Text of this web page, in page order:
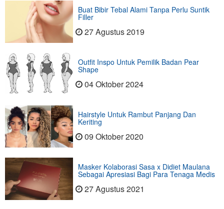
Buat Bibir Tebal Alami Tanpa Perlu Suntik
Filler
27 Agustus 2019
Outfit Inspo Untuk Pemilik Badan Pear
Shape
04 Oktober 2024
Hairstyle Untuk Rambut Panjang Dan
Keriting
09 Oktober 2020
Masker Kolaborasi Sasa x Didiet Maulana
Sebagai Apresiasi Bagi Para Tenaga Medis
27 Agustus 2021